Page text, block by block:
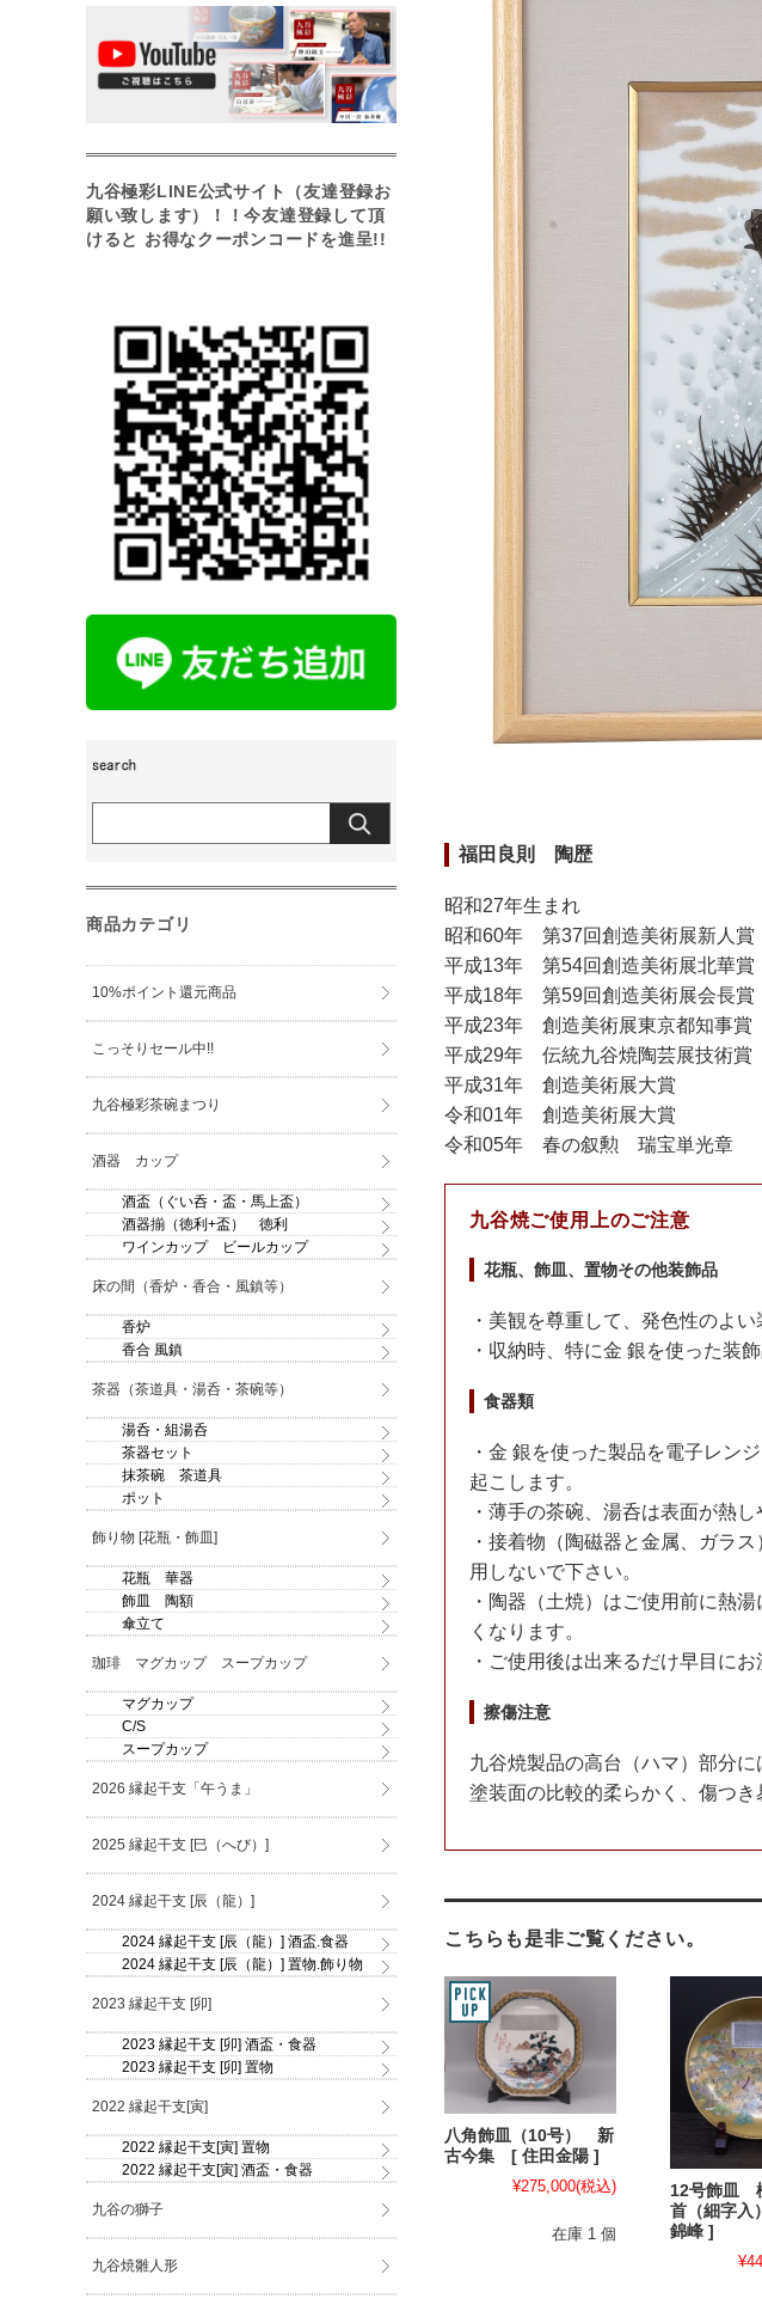
福田良則 陶歴
昭和27年生まれ
昭和60年 第37回創造美術展新人賞
平成13年 第54回創造美術展北華賞
平成18年 第59回創造美術展会長賞
平成23年 創造美術展東京都知事賞
平成29年 伝統九谷焼陶芸展技術賞
平成31年 創造美術展大賞
令和01年 創造美術展大賞
令和05年 春の叙勲 瑞宝単光章
九谷焼ご使用上のご注意
花瓶、飾皿、置物その他装飾品
・美観を尊重して、発色性のよ
・収納時、特に金 銀を使った装
食器類
・金 銀を使った製品を電子レン
起こします。
・薄手の茶碗、湯呑は表面が熱
・接着物（陶磁器と金属、ガラ
用しないで下さい。
・陶器（土焼）はご使用前に熱
くなります。
・ご使用後は出来るだけ早目に
擦傷注意
九谷焼製品の高台（ハマ）部分
塗装面の比較的柔らかく、傷つ
こちらも是非ご覧ください。
八角飾皿（10号） 新
古今集 [ 住田金陽 ]
¥275,000(税込)
在庫 1 個
12号飾皿
首（細字
錦峰 ]
九谷極彩LINE公式サイト（友達登録お
願い致します）！！今友達登録して頂
けると お得なクーポンコードを進呈!!
商品カテゴリ
10%ポイント還元商品
こっそりセール中!!
九谷極彩茶碗まつり
酒器 カップ
酒盃（ぐい呑・盃・馬上盃）
酒器揃（徳利+盃） 徳利
ワインカップ ビールカップ
床の間（香炉・香合・風鎮等）
香炉
香合 風鎮
茶器（茶道具・湯呑・茶碗等）
湯呑・組湯呑
茶器セット
抹茶碗 茶道具
ポット
飾り物 [花瓶・飾皿]
花瓶 華器
飾皿 陶額
傘立て
珈琲 マグカップ スープカップ
マグカップ
C/S
スープカップ
2026 縁起干支「午うま」
2025 縁起干支 [巳（へび）]
2024 縁起干支 [辰（龍）]
2024 縁起干支 [辰（龍）] 酒盃.食器
2024 縁起干支 [辰（龍）] 置物.飾り物
2023 縁起干支 [卯]
2023 縁起干支 [卯] 酒盃・食器
2023 縁起干支 [卯] 置物
2022 縁起干支[寅]
2022 縁起干支[寅] 置物
2022 縁起干支[寅] 酒盃・食器
九谷の獅子
九谷焼雛人形